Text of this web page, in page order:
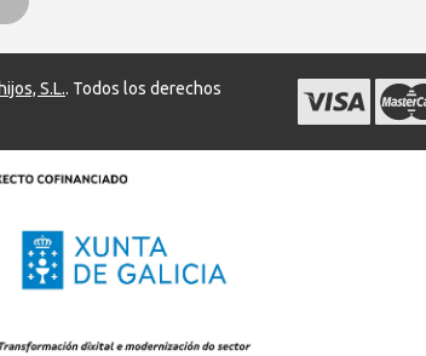
S.L.. Todos los derechos